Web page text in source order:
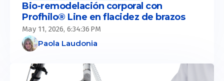
Bio-remodelación corporal con
Profhilo® Line en flacidez de brazos
May 11, 2026, 6:34:36 PM
Paola Laudonia